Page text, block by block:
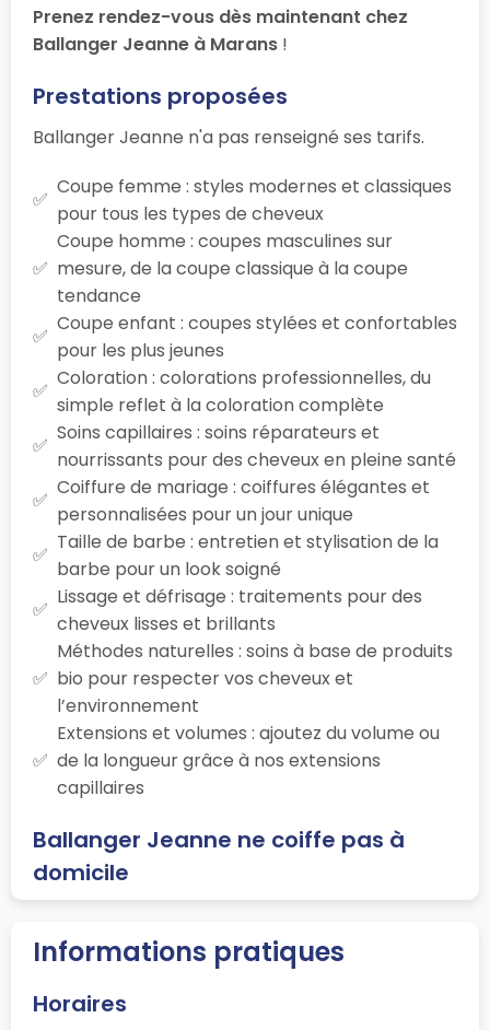
Prenez rendez-vous dès maintenant chez
Ballanger Jeanne à Marans !
Prestations proposées
Ballanger Jeanne n'a pas renseigné ses tarifs.
Coupe femme : styles modernes et classiques
pour tous les types de cheveux
Coupe homme : coupes masculines sur
mesure, de la coupe classique à la coupe
tendance
Coupe enfant : coupes stylées et confortables
pour les plus jeunes
Coloration : colorations professionnelles, du
simple reflet à la coloration complète
Soins capillaires : soins réparateurs et
nourrissants pour des cheveux en pleine santé
Coiffure de mariage : coiffures élégantes et
personnalisées pour un jour unique
Taille de barbe : entretien et stylisation de la
barbe pour un look soigné
Lissage et défrisage : traitements pour des
cheveux lisses et brillants
Méthodes naturelles : soins à base de produits
bio pour respecter vos cheveux et
l’environnement
Extensions et volumes : ajoutez du volume ou
de la longueur grâce à nos extensions
capillaires
Ballanger Jeanne ne coiffe pas à
domicile
Informations pratiques
Horaires